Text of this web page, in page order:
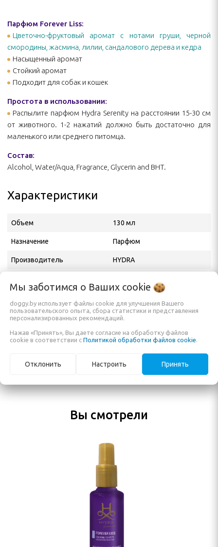
Парфюм Forever Liss:
Цветочно-фруктовый аромат с нотами груши, черной
смородины, жасмина, лилии, сандалового дерева и кедра
Насыщенный аромат
Стойкий аромат
Подходит для собак и кошек
Простота в использовании:
Распылите парфюм Hydra Serenity на расстоянии 15-30 см
от животного. 1-2 нажатий должно быть достаточно для
маленького или среднего питомца.
Состав:
Alcohol, Water/Aqua, Fragrance, Glycerin and BHT.
Характеристики
Объем 130 мл
Назначение Парфюм
Производитель HYDRA
Feijó, São Paulo - SP, 03343-
Официальный
дистрибьютор в РБ,
импортёр
ИП Кузьменко Е. А.
Вы смотрели
Мы заботимся о Ваших cookie
doggy.by использует файлы cookie для улучшения Вашего
пользовательского опыта, сбора статистики и представления
персонализированных рекомендаций.
Нажав «Принять», Вы даете согласие на обработку файлов
cookie в соответствии с Политикой обработки файлов cookie
Отклонить Настроить Принять